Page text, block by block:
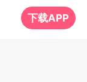
下载APP